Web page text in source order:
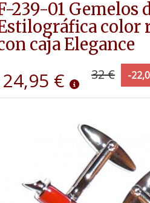
239-01 Gemelos
color
caja Elegance
24,95 € 32 € -